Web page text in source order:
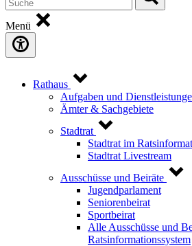
Menü
Rathaus
Aufgaben und
Ämter & Sachgebiete
Stadtrat
Stadtrat im
Stadtrat Livestream
Ausschüsse und Beiräte
Jugendparlament
Seniorenbeirat
Sportbeirat
Alle Ausschüsse und
Ratsinformationssystem